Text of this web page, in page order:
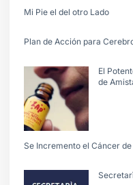
Mi Pie el del otro Lado
Plan de Acción para
El
de
Se Incremento el Cáncer